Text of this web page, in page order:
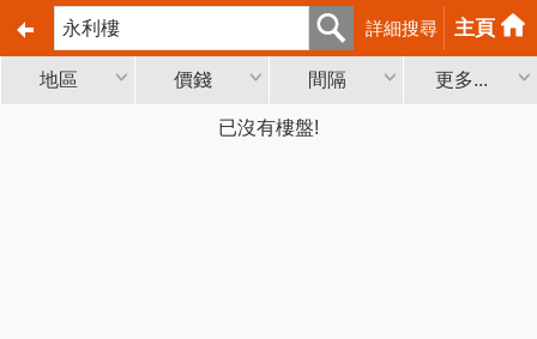
詳細搜尋 主頁
地區 價錢 間隔 更多...
已沒有樓盤!